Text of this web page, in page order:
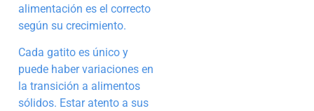
alimentación es el correcto
según su crecimiento.
Cada gatito es único y
puede haber variaciones en
la transición a alimentos
sólidos. Estar atento a sus